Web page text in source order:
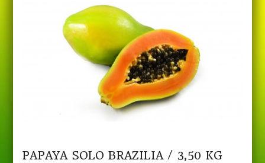
PAPAYA SOLO BRAZILIA / 3,50 KG